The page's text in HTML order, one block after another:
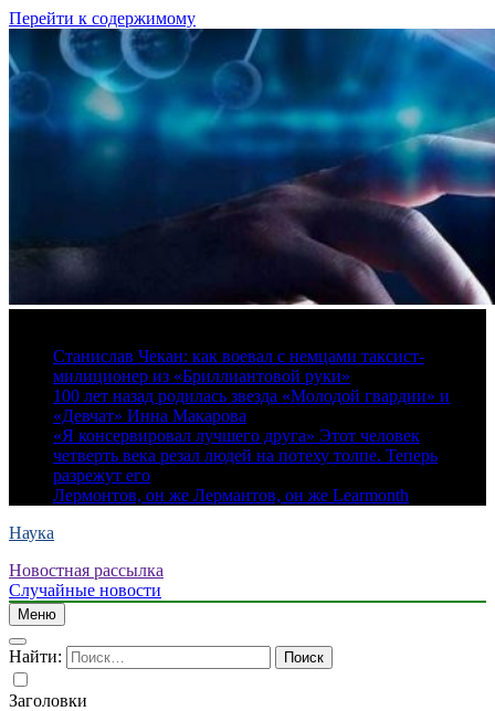
Перейти к содержимому
Станислав Чекан: как воевал с немцами таксист-
милиционер из «Бриллиантовой руки»
100 лет назад родилась звезда «Молодой гвардии» и
«Девчат» Инна Макарова
«Я консервировал лучшего друга» Этот человек
четверть века резал людей на потеху толпе. Теперь
разрежут его
Лермонтов, он же Лермантов, он же Learmonth
Наука
Новостная рассылка
Случайные новости
Меню
Найти:
Заголовки